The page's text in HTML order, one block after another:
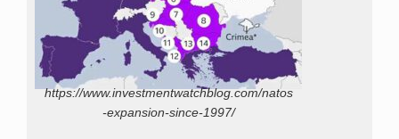
https://www.investmentwatchblog.com/natos
-expansion-since-1997/